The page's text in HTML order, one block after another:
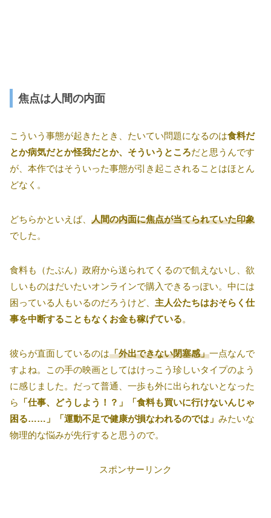
焦点は人間の内面
こういう事態が起きたとき、たいてい問題になるのは食料だ
とか病気だとか怪我だとか、そういうところだと思うんです
が、本作ではそういった事態が引き起こされることはほとん
どなく。
どちらかといえば、 人間の内面に焦点が当てられていた印象
でした。
食料も（たぶん）政府から送られてくるので飢えないし、欲
しいものはだいたいオンラインで購入できるっぽい。中には
困っている人もいるのだろうけど、 主人公たちはおそらく仕
事を中断することもなくお金も稼げている。
彼らが直面しているのは「外出できない閉塞感」一点なんで
すよね。この手の映画としてはけっこう珍しいタイプのよう
に感じました。だって普通、一歩も外に出られないとなった
ら
「仕事、どうしよう！？」「食料も買いに行けないんじゃ
困る……」「運動不足で健康が損なわれるのでは」 みたいな
物理的な悩みが先行すると思うので。
スポンサーリンク